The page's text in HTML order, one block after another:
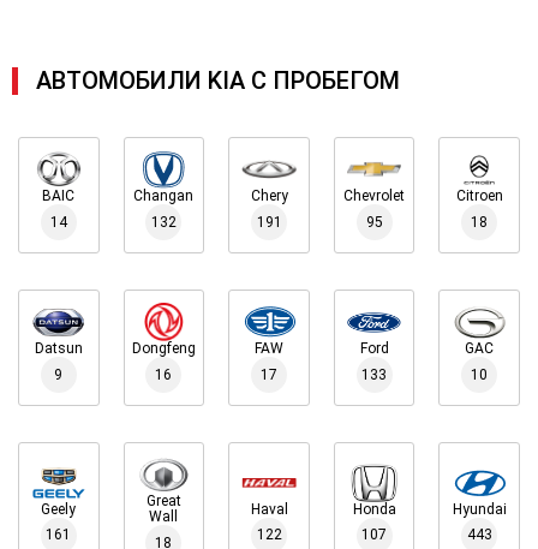
АВТОМОБИЛИ KIA С ПРОБЕГОМ
BAIC
14
Changan
132
Chery
191
Chevrolet
95
Citroen
18
Datsun
9
Dongfeng
16
FAW
17
Ford
133
GAC
10
Geely
161
Great
Wall
18
Haval
122
Honda
107
Hyundai
443